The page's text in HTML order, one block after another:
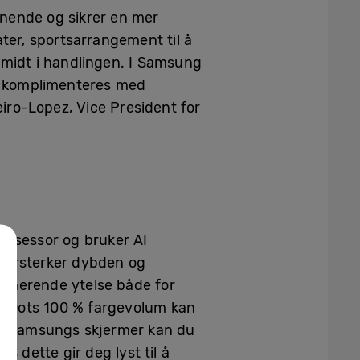
og sikrer en mer
sportsarrangement til å
i handlingen. I Samsung
med
Lopez, Vice President for
og bruker AI
dybden og
ytelse både for
100 % fargevolum kan
skjermer kan du
dette gir deg lyst til å